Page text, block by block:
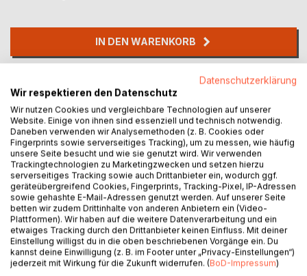
IN DEN WARENKORB
Titel bewerten
BESCHREIBUNG
Zum hundertjährigen Jubiläum seiner Wahl soll in diesem
Buch beleuchtet werden, wie Papst Pius XI. mit seinem
weltumspannenden Blick die katholischen Missionen nicht
Datenschutzerklärung
Wir respektieren den Datenschutz
Wir nutzen Cookies und vergleichbare Technologien auf unserer
Website. Einige von ihnen sind essenziell und technisch notwendig.
Daneben verwenden wir Analysemethoden (z. B. Cookies oder
Fingerprints sowie serverseitiges Tracking), um zu messen, wie häufig
unsere Seite besucht und wie sie genutzt wird. Wir verwenden
Trackingtechnologien zu Marketingzwecken und setzen hierzu
serverseitiges Tracking sowie auch Drittanbieter ein, wodurch ggf.
geräteübergreifend Cookies, Fingerprints, Tracking-Pixel, IP-Adressen
sowie gehashte E-Mail-Adressen genutzt werden. Auf unserer Seite
betten wir zudem Drittinhalte von anderen Anbietern ein (Video-
Plattformen). Wir haben auf die weitere Datenverarbeitung und ein
etwaiges Tracking durch den Drittanbieter keinen Einfluss. Mit deiner
Einstellung willigst du in die oben beschriebenen Vorgänge ein. Du
kannst deine Einwilligung (z. B. im Footer unter „Privacy-Einstellungen“)
jederzeit mit Wirkung für die Zukunft widerrufen. (BoD-Impressum)